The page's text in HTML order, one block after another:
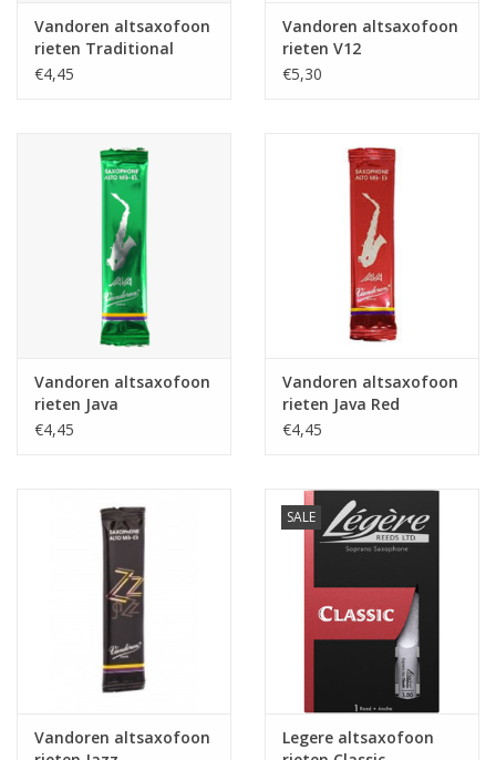
Vandoren altsaxofoon
rieten Traditional
€4,45
Vandoren altsaxofoon
rieten V12
€5,30
Vandoren altsaxofoon
rieten Java
€4,45
Vandoren altsaxofoon
rieten Java Red
€4,45
Vandoren altsaxofoon
SALE
Legere altsaxofoon